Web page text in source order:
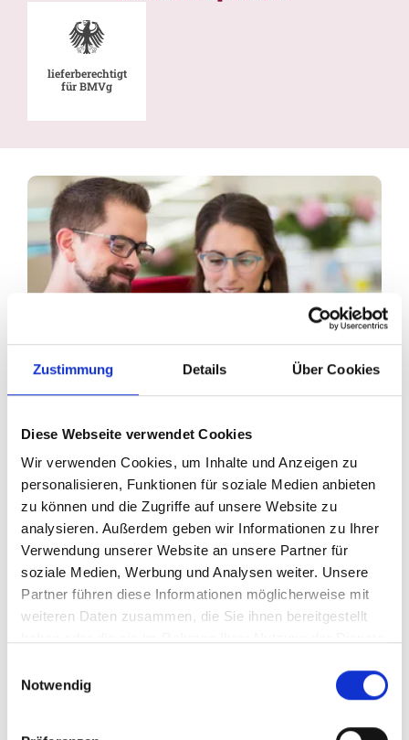
Zustimmung Details Über Cookies
Diese Webseite verwendet Cookies
Wir verwenden Cookies, um Inhalte und Anzeigen zu
personalisieren, Funktionen für soziale Medien anbieten
zu können und die Zugriffe auf unsere Website zu
analysieren. Außerdem geben wir Informationen zu Ihrer
Verwendung unserer Website an unsere Partner für
soziale Medien, Werbung und Analysen weiter. Unsere
Partner führen diese Informationen möglicherweise mit
weiteren Daten zusammen, die Sie ihnen bereitgestellt
Notwendig
lieferberechtigt
für BMVg
Ihr Partner für optimales
Sehen in Wuppertal
Als erster Ansprechpartner für das gute Sehen sind wir
anatomisch und ästhetisch perfekt auf Ihre
individuellen Wünsche und Bedürfnisse angepasste
Sehhilfe kümmern. Wir sind auch oft die Ersten, die